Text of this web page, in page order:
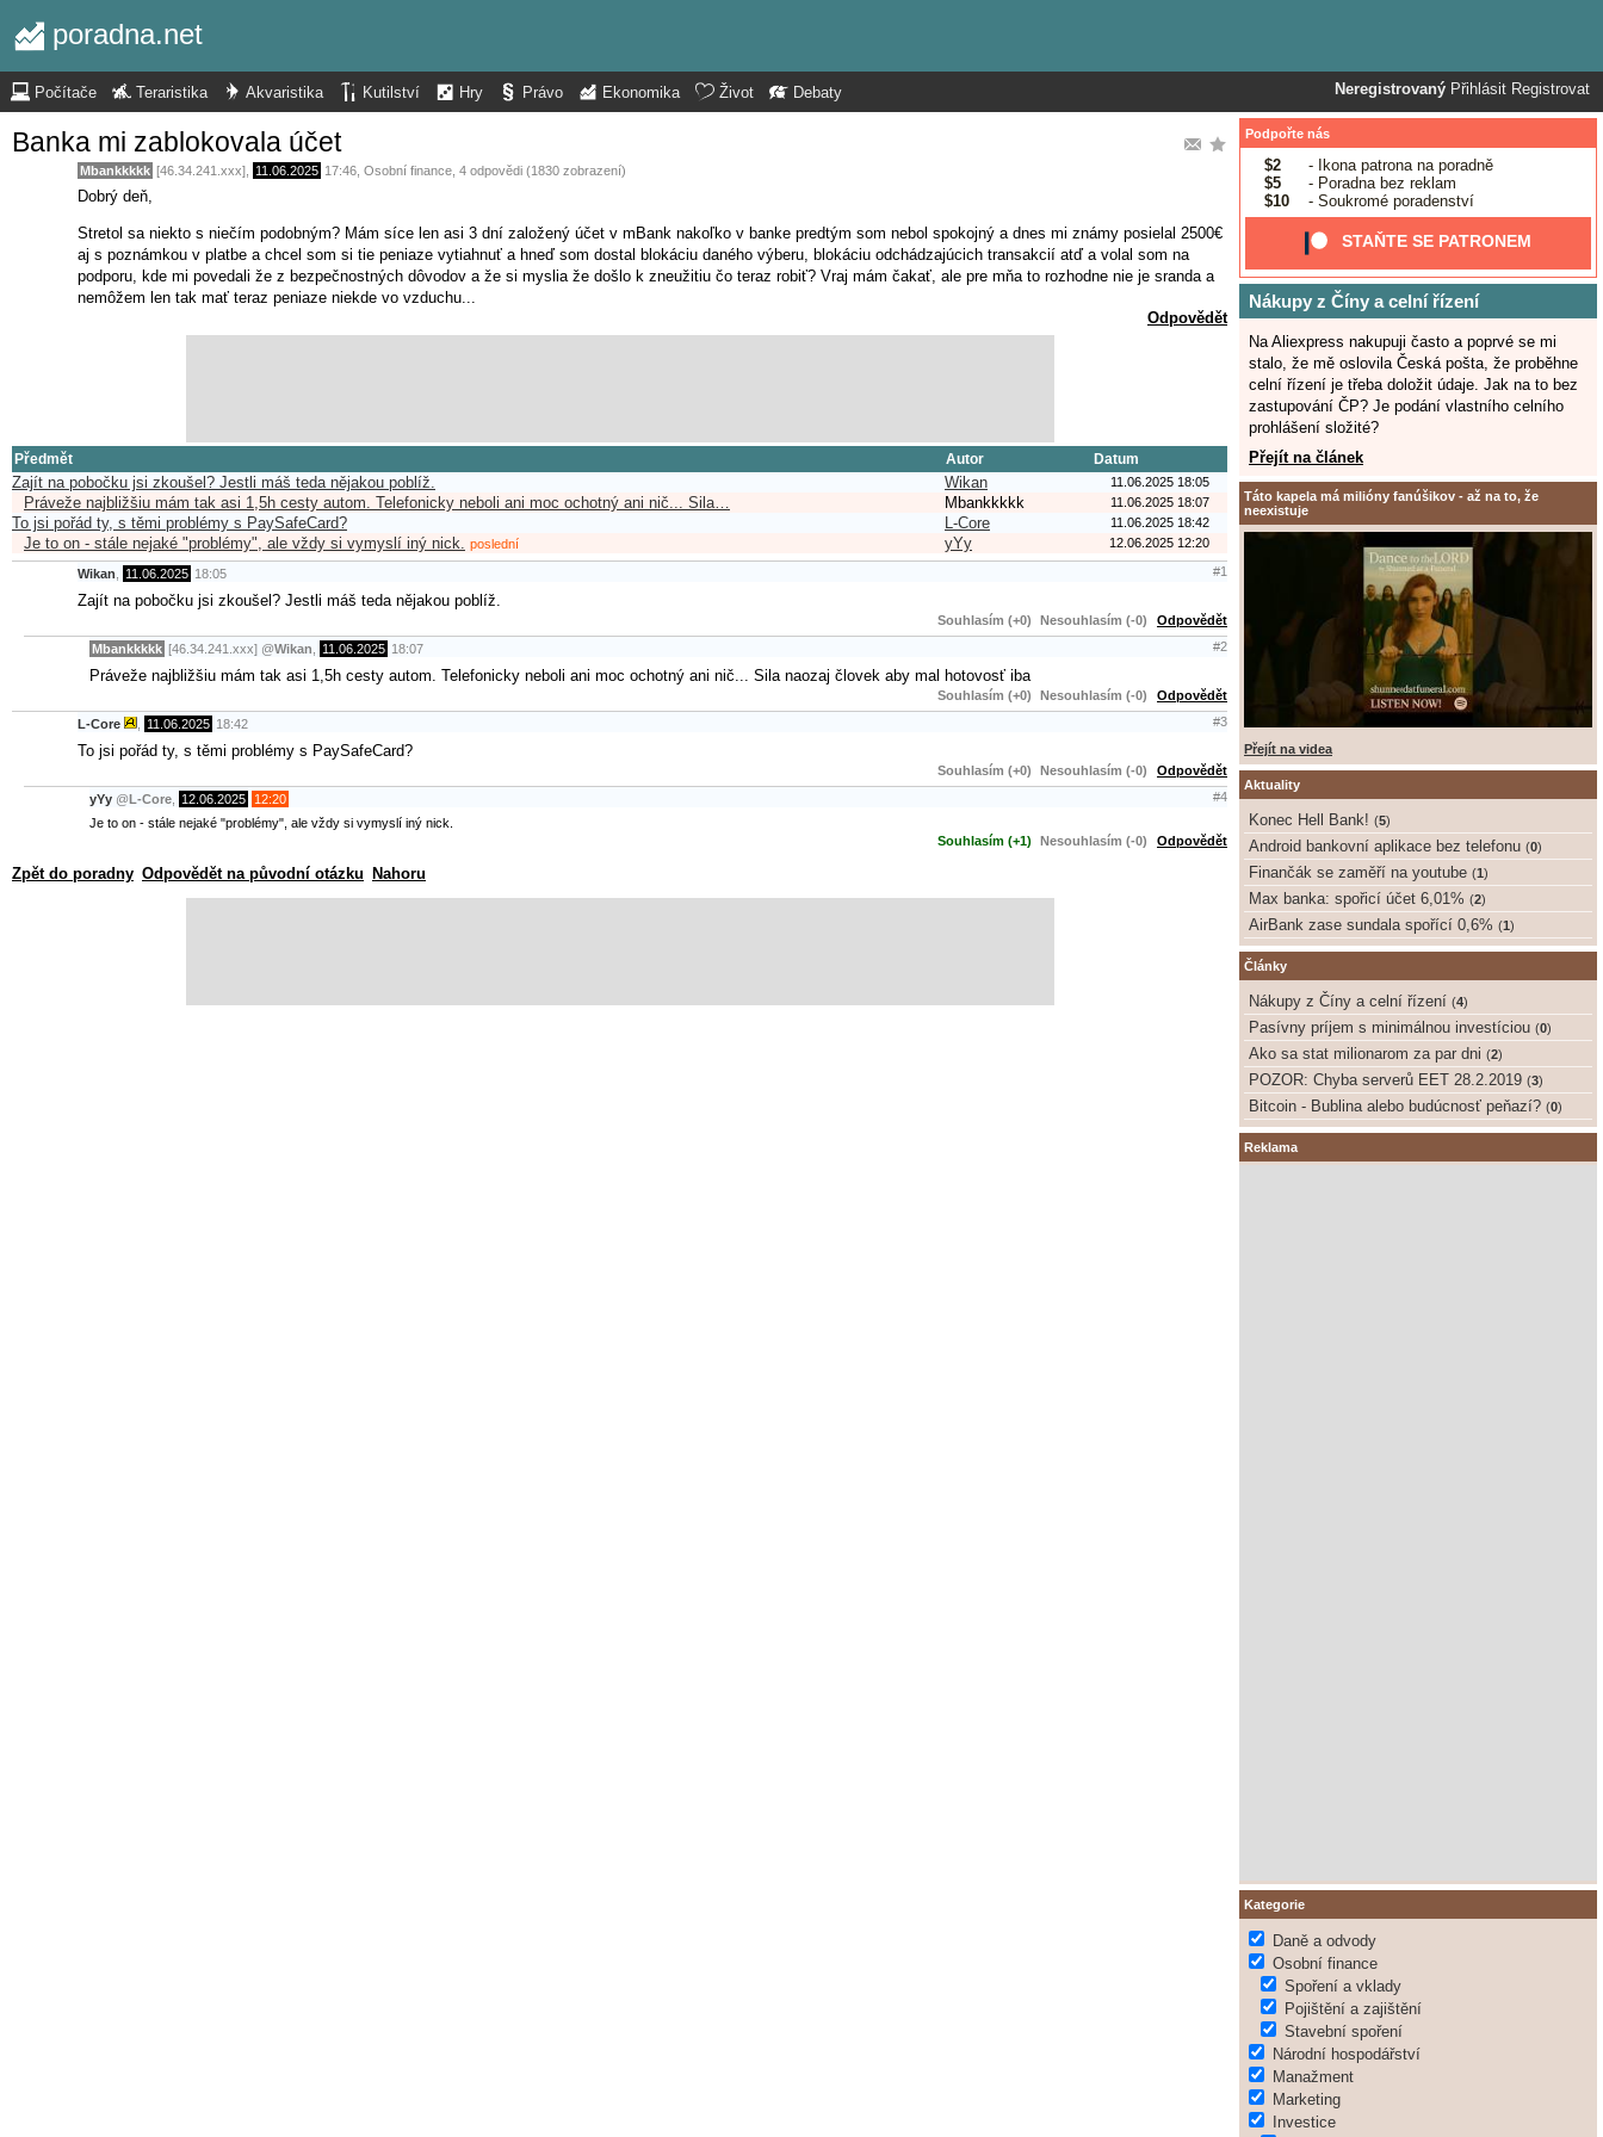
poradna.net
Neregistrovaný Přihlásit Registrovat
Počítače Teraristika Akvaristika Kutilství Hry Právo Ekonomika Život Debaty
Banka mi zablokovala účet
Mbankkkkk [46.34.241.xxx], 11.06.2025 17:46 Osobní finance , 4 odpovědi (1830 zobrazení)
Dobrý deň,
Stretol sa niekto s niečím podobným? Mám síce len asi 3 dní založený účet v mBank nakoľko v banke predtým som nebol spokojný a dnes mi známy posielal 2500€
aj s poznámkou v platbe a chcel som si tie peniaze vytiahnuť a hneď som dostal blokáciu daného výberu, blokáciu odchádzajúcich transakcií atď a volal som na
podporu, kde mi povedali že z bezpečnostných dôvodov a že si myslia že došlo k zneužitiu čo teraz robiť? Vraj mám čakať, ale pre mňa to rozhodne nie je sranda a
nemôžem len tak mať teraz peniaze niekde vo vzduchu...
Odpovědět
Předmět Autor Datum
Zajít na pobočku jsi zkoušel? Jestli máš teda nějakou poblíž. Wikan 11.06.2025 18:05
Práveže najbližšiu mám tak asi 1,5h cesty autom. Telefonicky neboli ani moc ochotný ani nič... Sila… Mbankkkkk 11.06.2025 18:07
To jsi pořád ty, s těmi problémy s PaySafeCard? L-Core 11.06.2025 18:42
Je to on - stále nejaké "problémy", ale vždy si vymyslí iný nick. poslední yYy 12.06.2025 12:20
Wikan 11.06.2025 18:05 #1
Zajít na pobočku jsi zkoušel? Jestli máš teda nějakou poblíž.
Souhlasím (+0) Nesouhlasím (-0) Odpovědět
Mbankkkkk [46.34.241.xxx] @Wikan 11.06.2025 18:07 #2
Práveže najbližšiu mám tak asi 1,5h cesty autom. Telefonicky neboli ani moc ochotný ani nič... Sila naozaj človek aby mal hotovosť iba
Souhlasím (+0) Nesouhlasím (-0) Odpovědět
L-Core 11.06.2025 18:42 #3
To jsi pořád ty, s těmi problémy s PaySafeCard?
Souhlasím (+0) Nesouhlasím (-0) Odpovědět
yYy @L-Core 12.06.2025 12:20
#4
Je to on - stále nejaké "problémy", ale vždy si vymyslí iný nick.
Souhlasím (+1)
Nesouhlasím (-0) Odpovědět
Zpět do poradny Odpovědět na původní otázku Nahoru
Podpořte nás
$2
- Ikona patrona na poradně
$5
- Poradna bez reklam
$10
- Soukromé poradenství
STAŇTE SE PATRONEM
Nákupy z Číny a celní řízení
Na Aliexpress nakupuji často a poprvé se mi
stalo, že mě oslovila Česká pošta, že proběhne
celní řízení je třeba doložit údaje. Jak na to bez
zastupování ČP? Je podání vlastního celního
prohlášení složité?
Přejít na článek
Táto kapela má milióny fanúšikov - až na to, že
neexistuje
Přejít na videa
Aktuality
Konec Hell Bank! (5)
Android bankovní aplikace bez telefonu (0)
Finančák se zaměří na youtube (1)
Max banka: spořicí účet 6,01% (2)
AirBank zase sundala spořící 0,6% (1)
Články
Nákupy z Číny a celní řízení (4)
Pasívny príjem s minimálnou investíciou (0)
Ako sa stat milionarom za par dni (2)
POZOR: Chyba serverů EET 28.2.2019 (3)
Bitcoin - Bublina alebo budúcnosť peňazí? (0)
Reklama
Kategorie
Daně a odvody
Osobní finance
Spoření a vklady
Pojištění a zajištění
Stavební spoření
Národní hospodářství
Manažment
Marketing
Investice